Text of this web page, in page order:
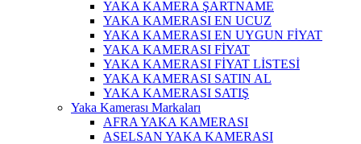
YAKA KAMERA ŞARTNAME
YAKA KAMERASI EN UCUZ
YAKA KAMERASI EN UYGUN FİYAT
YAKA KAMERASI FİYAT
YAKA KAMERASI FİYAT LİSTESİ
YAKA KAMERASI SATIN AL
YAKA KAMERASI SATIŞ
Yaka Kamerası Markaları
AFRA YAKA KAMERASI
ASELSAN YAKA KAMERASI